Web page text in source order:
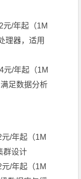
元/年起（1M
理器，适用
元/年起（1M
足数据分析
元/年起（1M
群设计
元/年起（1M